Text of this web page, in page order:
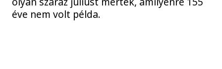
éve nem volt példa.